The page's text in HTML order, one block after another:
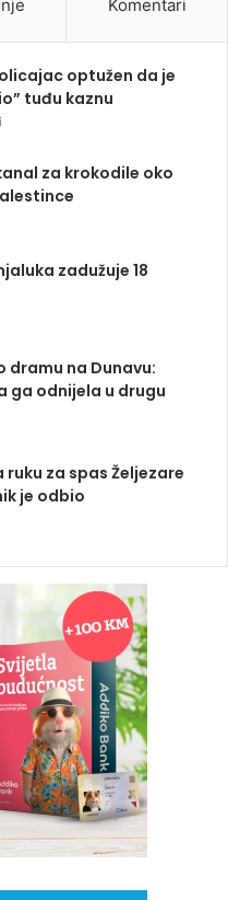
Komentari
optužen da je
tuđu kaznu
za krokodile oko
zadužuje 18
dramu na Dunavu:
ga odnijela u drugu
za spas Željezare
je odbio